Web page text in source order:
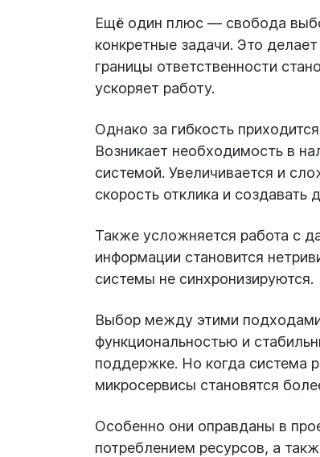
Ещё один плюс — свобода
конкретные задачи. Это
границы ответственности
ускоряет работу.
Однако за гибкость
Возникает необходимость в
системой. Увеличивается и
скорость отклика и создавать
Также усложняется работа с
информации становится
системы не синхронизируются.
Выбор между этими подходами
функциональностью и
поддержке. Но когда система
микросервисы становятся
Особенно они оправданы в
потреблением ресурсов, а